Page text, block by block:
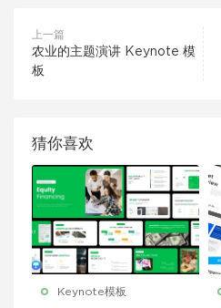
上一篇
农业的主题演讲 Keynote 模
板
猜你喜欢
Keynote模板